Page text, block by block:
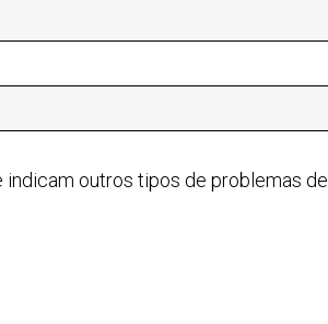
outros tipos de problemas de